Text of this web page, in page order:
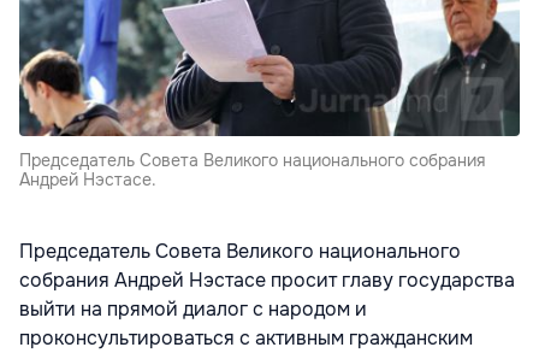
Председатель Совета Великого национального собрания
Андрей Нэстасе.
Председатель Совета Великого национального
собрания Андрей Нэстасе просит главу государства
выйти на прямой диалог с народом и
проконсультироваться с активным гражданским